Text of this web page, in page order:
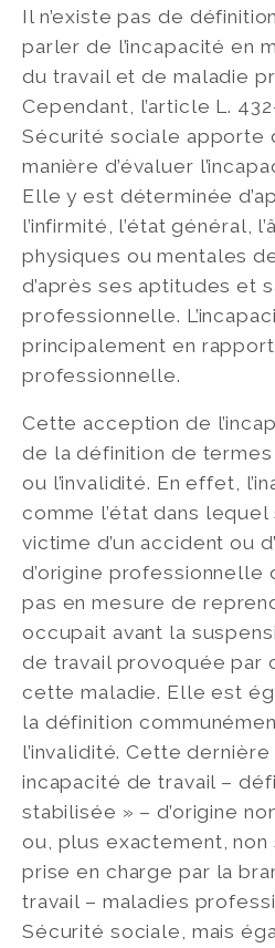
Il n’existe pas de
parler de l’incapacité en
du travail et de maladie
Cependant, l’article L.
Sécurité sociale apporte
manière d’évaluer
Elle y est déterminée
l’infirmité, l’état général,
physiques ou mentales
d’après ses aptitudes et
professionnelle.
principalement en rapport
professionnelle.
Cette acception de
de la définition de termes
ou l’invalidité. En effet,
comme l’état dans
victime d’un accident ou
d’origine professionnelle
pas en mesure de
occupait avant la
de travail provoquée par
cette maladie. Elle est
la définition
l’invalidité. Cette
incapacité de travail –
stabilisée » – d’origine
ou, plus exactement, non
prise en charge par la
travail – maladies
Sécurité sociale, mais